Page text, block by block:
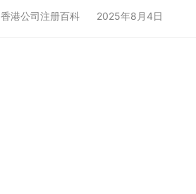
时就能拿证、后续啥也不用管”却是最
香港公司注册百科 2025年8月4日